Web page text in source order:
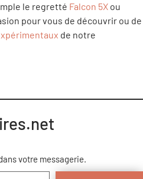
le regretté Falcon 5X ou
pour vous de découvrir ou de
de notre